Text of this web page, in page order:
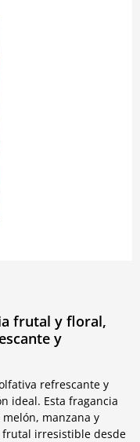
frutal y floral,
y
refrescante y
ideal. Esta fragancia
manzana y
irresistible desde